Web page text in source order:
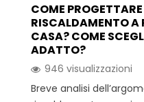
COME
RISCALDAMENTO
CASA? COME
ADATTO?
946 visualizzazioni
Breve analisi